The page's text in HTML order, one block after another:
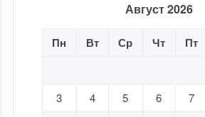
Август 2026
Пн Вт Ср Чт Пт
3
4 5 6 7